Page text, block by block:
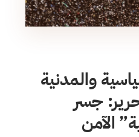
والمدنية
جسر
الآمن